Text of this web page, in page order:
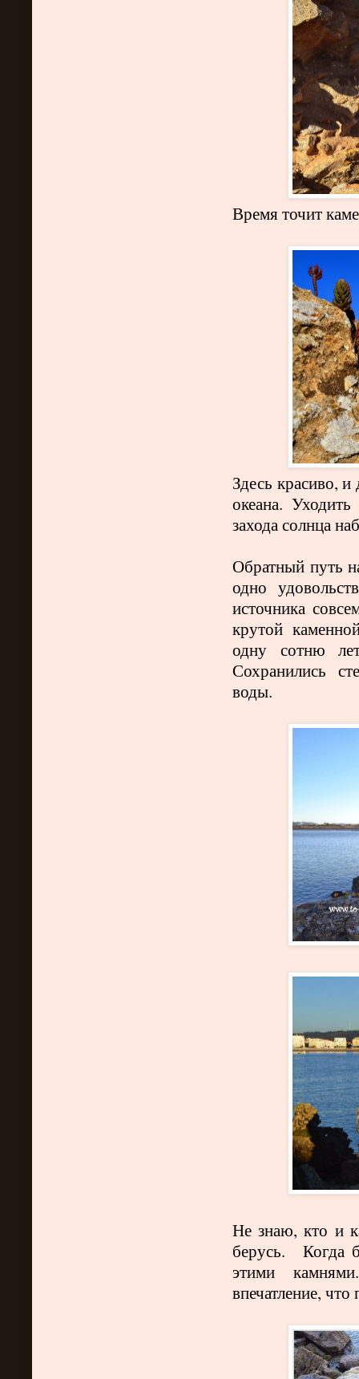
Время точит
Здесь красиво,
океана.
захода солнца
Обратный путь
одно
источника
крутой
одну сотню
Сохранились
воды.
Не знаю, кто и
берусь. Когда
этими
впечатление,